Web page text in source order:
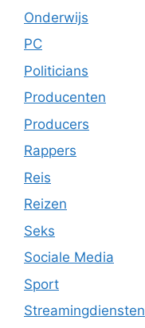
Onderwijs
PC
Politicians
Producenten
Producers
Rappers
Reis
Reizen
Seks
Sociale Media
Sport
Streamingdiensten